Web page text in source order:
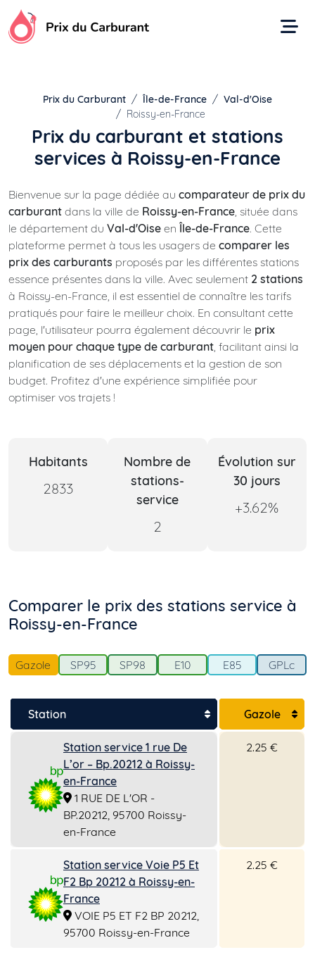
Aller
au
contenu
Prix du Carburant Île-de-France
Val-d'Oise
Roissy-en-France
Prix du carburant et stations
services à Roissy-en-France
Bienvenue sur la page dédiée au comparateur de prix du
carburant dans la ville de Roissy-en-France, située dans
le département du Val-d'Oise en Île-de-France. Cette
plateforme permet à tous les usagers de comparer les
prix des carburants proposés par les différentes stations
essence présentes dans la ville. Avec seulement 2 stations
à Roissy-en-France, il est essentiel de connaître les tarifs
pratiqués pour faire le meilleur choix. En consultant cette
page, l'utilisateur pourra également découvrir le prix
moyen pour chaque type de carburant, facilitant ainsi la
planification de ses déplacements et la gestion de son
budget. Profitez d'une expérience simplifiée pour
optimiser vos trajets !
Habitants
2833
Nombre de
stations-
service
2
Évolution sur
30 jours
+3.62%
Comparer le prix des stations service à
Roissy-en-France
Gazole SP95 SP98 E10 E85 GPLc
Station Gazole
Station service 1 rue De
L’or – Bp.20212 à Roissy-
en-France
1 RUE DE L'OR -
BP.20212, 95700 Roissy-
en-France
2.25 €
Station service Voie P5 Et
F2 Bp 20212 à Roissy-en-
France
VOIE P5 ET F2 BP 20212,
95700 Roissy-en-France
2.25 €